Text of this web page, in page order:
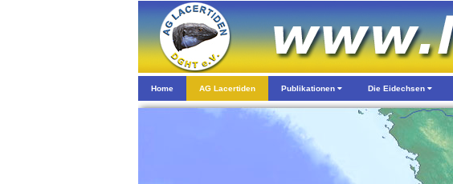
Home AG Lacertiden Publikationen Die Eidechsen